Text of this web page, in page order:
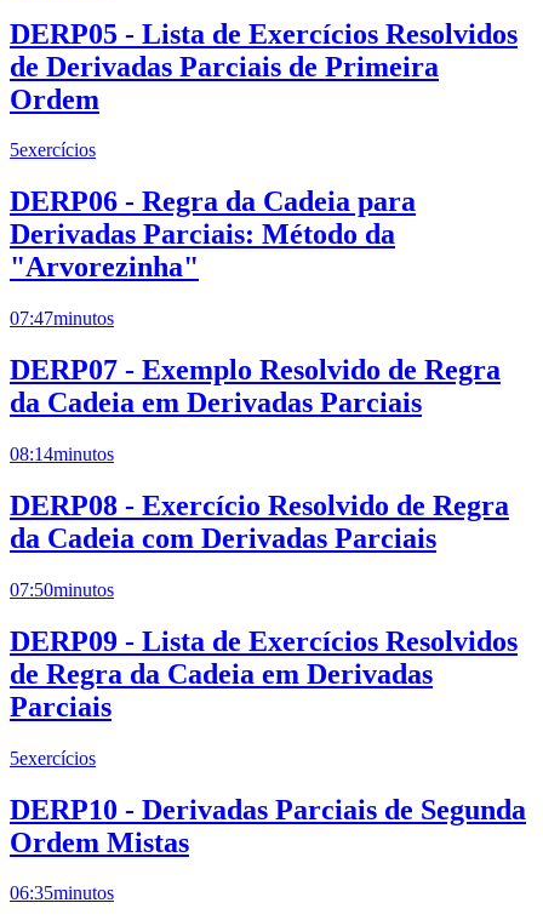
DERP05 - Lista de Exercícios Resolvidos
de Derivadas Parciais de Primeira
Ordem
5exercícios
DERP06 - Regra da Cadeia para
Derivadas Parciais: Método da
"Arvorezinha"
07:47minutos
DERP07 - Exemplo Resolvido de Regra
da Cadeia em Derivadas Parciais
08:14minutos
DERP08 - Exercício Resolvido de Regra
da Cadeia com Derivadas Parciais
07:50minutos
DERP09 - Lista de Exercícios Resolvidos
de Regra da Cadeia em Derivadas
Parciais
5exercícios
DERP10 - Derivadas Parciais de Segunda
Ordem Mistas
06:35minutos